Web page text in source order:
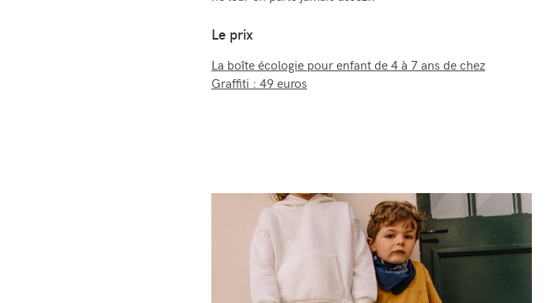
Le prix
La boîte écologie pour enfant de 4 à 7 ans de chez
Graffiti : 49 euros